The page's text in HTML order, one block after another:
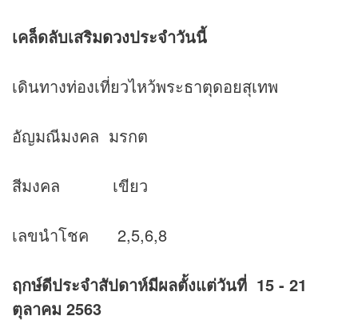
เคล็ดลับเสริมดวงประจำวันนี้
เดินทางท่องเที่ยวไหว้พระธาตุดอยสุเทพ
อัญมณีมงคล มรกต
สีมงคล เขียว
เลขนำโชค 2,5,6,8
ฤกษ์ดีประจำสัปดาห์มีผลตั้งแต่วันที่ 15 - 21
ตุลาคม 2563